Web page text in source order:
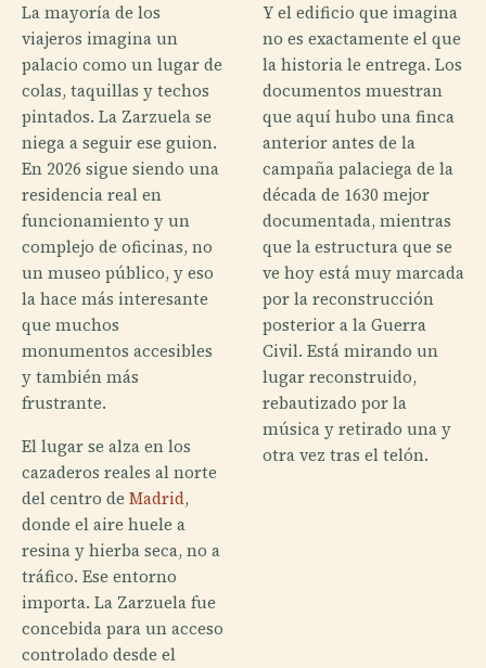
La mayoría de los
viajeros imagina un
palacio como un lugar de
colas, taquillas y techos
pintados. La Zarzuela se
niega a seguir ese guion.
En 2026 sigue siendo una
residencia real en
funcionamiento y un
complejo de oficinas, no
un museo público, y eso
la hace más interesante
que muchos
monumentos accesibles
y también más
frustrante.
El lugar se alza en los
cazaderos reales al norte
del centro de Madrid,
donde el aire huele a
resina y hierba seca, no a
tráfico. Ese entorno
importa. La Zarzuela fue
concebida para un acceso
controlado desde el
Y el edificio que imagina
no es exactamente el que
la historia le entrega. Los
documentos muestran
que aquí hubo una finca
anterior antes de la
campaña palaciega de la
década de 1630 mejor
documentada, mientras
que la estructura que se
ve hoy está muy marcada
por la reconstrucción
posterior a la Guerra
Civil. Está mirando un
lugar reconstruido,
rebautizado por la
música y retirado una y
otra vez tras el telón.